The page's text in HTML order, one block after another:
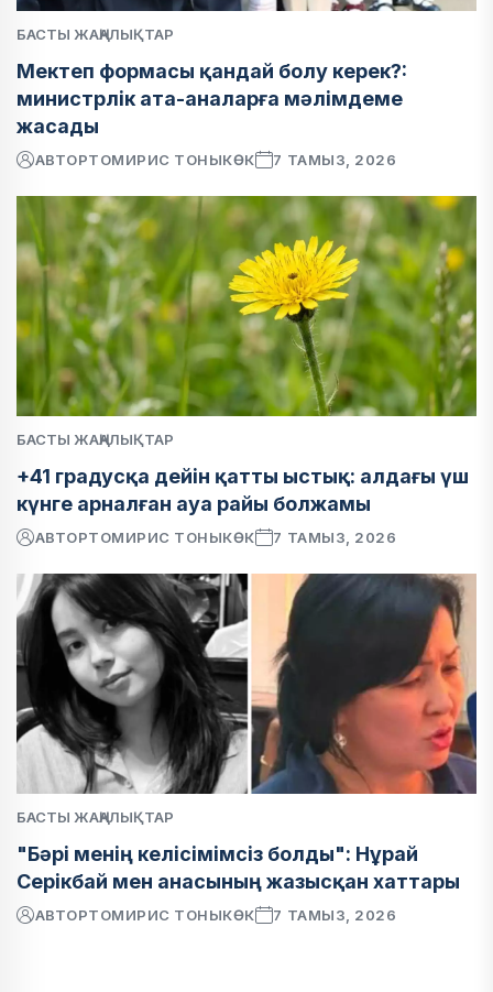
БАСТЫ ЖАҢАЛЫҚТАР
Мектеп формасы қандай болу керек?:
министрлік ата-аналарға мәлімдеме
жасады
АВТОРТОМИРИС ТОНЫКӨК 7 ТАМЫЗ, 2026
БАСТЫ ЖАҢАЛЫҚТАР
+41 градусқа дейін қатты ыстық: алдағы үш
күнге арналған ауа райы болжамы
АВТОРТОМИРИС ТОНЫКӨК 7 ТАМЫЗ, 2026
БАСТЫ ЖАҢАЛЫҚТАР
"Бәрі менің келісімімсіз болды": Нұрай
Серікбай мен анасының жазысқан хаттары
АВТОРТОМИРИС ТОНЫКӨК 7 ТАМЫЗ, 2026